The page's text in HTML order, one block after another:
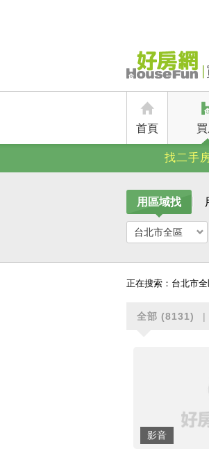
首頁
找二手
用區域找
台北市全區
正在搜索： 台北市
全部 (8131)